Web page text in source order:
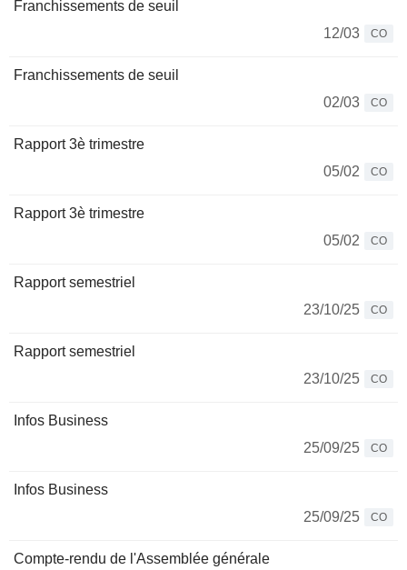
Franchissements de seuil
12/03
CO
Franchissements de seuil
02/03
CO
Rapport 3è trimestre
05/02
CO
Rapport 3è trimestre
05/02
CO
Rapport semestriel
23/10/25
CO
Rapport semestriel
23/10/25
CO
Infos Business
25/09/25
CO
Infos Business
25/09/25
CO
Compte-rendu de l'Assemblée générale